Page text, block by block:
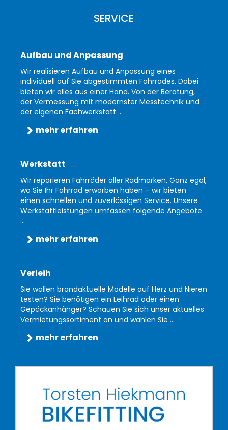
SERVICE
Aufbau und Anpassung
Wir realisieren Aufbau und Anpassung eines
individuell auf Sie abgestimmten Fahrrades. Dabei
bieten wir alles aus einer Hand. Von der Beratung,
der Vermessung mit modernster Messtechnik und
der eigenen Fachwerkstatt ...
mehr erfahren
Werkstatt
Wir reparieren Fahrräder aller Radmarken. Ganz egal,
wo Sie Ihr Fahrrad erworben haben – wir bieten
einen schnellen und zuverlässigen Service. Unsere
Werkstattleistungen umfassen folgende Angebote
...
mehr erfahren
Verleih
Sie wollen brandaktuelle Modelle auf Herz und Nieren
testen? Sie benötigen ein Leihrad oder einen
Gepäckanhänger? Schauen Sie sich unser aktuelles
Vermietungssortiment an und wählen Sie ...
mehr erfahren